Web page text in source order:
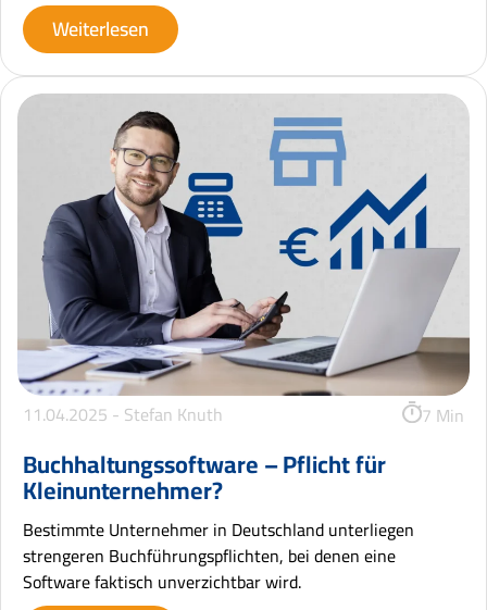
Weiterlesen
11.04.2025 - Stefan Knuth 7 Min
Buchhaltungssoftware – Pflicht für
Kleinunternehmer?
Bestimmte Unternehmer in Deutschland unterliegen
strengeren Buchführungspflichten, bei denen eine
Software faktisch unverzichtbar wird.